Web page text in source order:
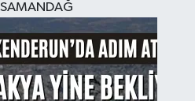
SAMANDAĞ